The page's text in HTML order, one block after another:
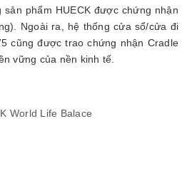
phẩm HUECK được chứng nhận
Ngoài ra, hệ thống cửa sổ/cửa đi
cũng được trao chứng nhận Cradle
vững của nền kinh tế.
World Life Balace